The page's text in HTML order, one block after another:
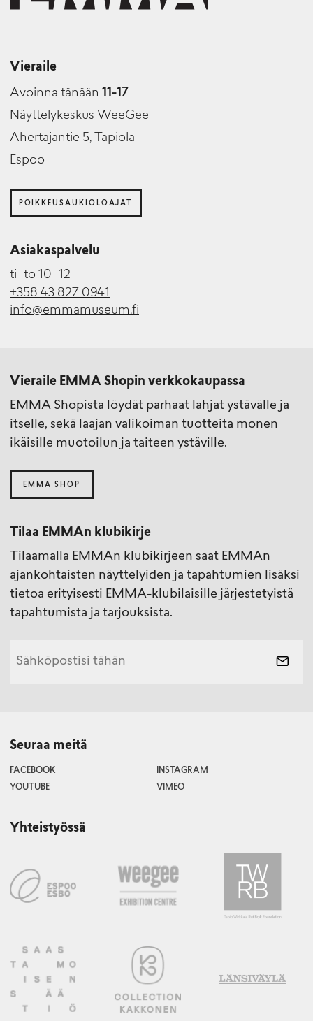
Vieraile
Avoinna tänään 11-17
Näyttelykeskus WeeGee
Ahertajantie 5, Tapiola
Espoo
POIKKEUSAUKIOLOAJAT
Asiakaspalvelu
ti–to 10–12
+358 43 827 0941
info@emmamuseum.fi
Vieraile EMMA Shopin verkkokaupassa
EMMA Shopista löydät parhaat lahjat ystävälle ja
itselle, sekä laajan valikoiman tuotteita monen
ikäisille muotoilun ja taiteen ystäville.
EMMA SHOP
Tilaa EMMAn klubikirje
Tilaamalla EMMAn klubikirjeen saat EMMAn
ajankohtaisten näyttelyiden ja tapahtumien lisäksi
tietoa erityisesti EMMA-klubilaisille järjestetyistä
tapahtumista ja tarjouksista.
Seuraa meitä
FACEBOOK
INSTAGRAM
YOUTUBE
VIMEO
Yhteistyössä